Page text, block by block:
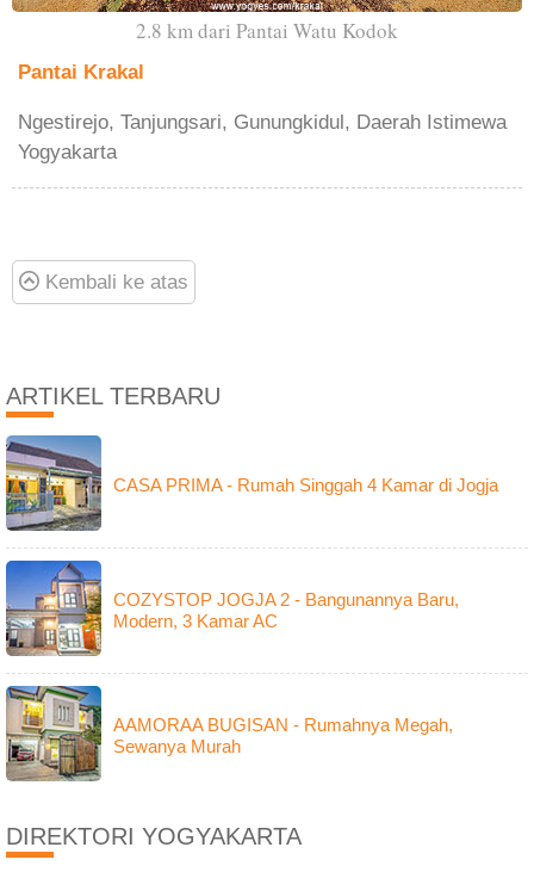
2.8 km dari Pantai Watu Kodok
Pantai Krakal
Ngestirejo, Tanjungsari, Gunungkidul, Daerah Istimewa
Yogyakarta
Kembali ke atas
ARTIKEL TERBARU
CASA PRIMA - Rumah Singgah 4 Kamar di Jogja
COZYSTOP JOGJA 2 - Bangunannya Baru,
Modern, 3 Kamar AC
AAMORAA BUGISAN - Rumahnya Megah,
Sewanya Murah
DIREKTORI YOGYAKARTA